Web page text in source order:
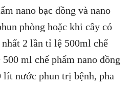
nano bạc đồng và nano
phòng hoặc khi cây có
2 lần tỉ lệ 500ml chế
ml chế phẩm nano đồng
lít nước phun trị bệnh, pha